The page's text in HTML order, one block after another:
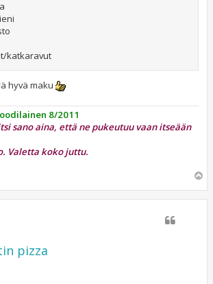
katkaravut
hyvä maku
8/2011
sano aina, että ne pukeutuu vaan itseään
Valetta koko juttu.
ö
pizza